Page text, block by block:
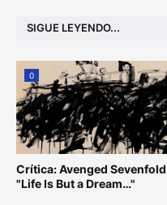
SIGUE LEYENDO...
0
Crítica: Avenged Sevenfold
"Life Is But a Dream…"